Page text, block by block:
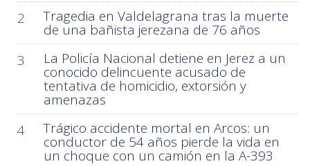
2
Tragedia en Valdelagrana tras la muerte
de una bañista jerezana de 76 años
3
La Policía Nacional detiene en Jerez a un
conocido delincuente acusado de
tentativa de homicidio, extorsión y
amenazas
4
Trágico accidente mortal en Arcos: un
conductor de 54 años pierde la vida en
un choque con un camión en la A-393